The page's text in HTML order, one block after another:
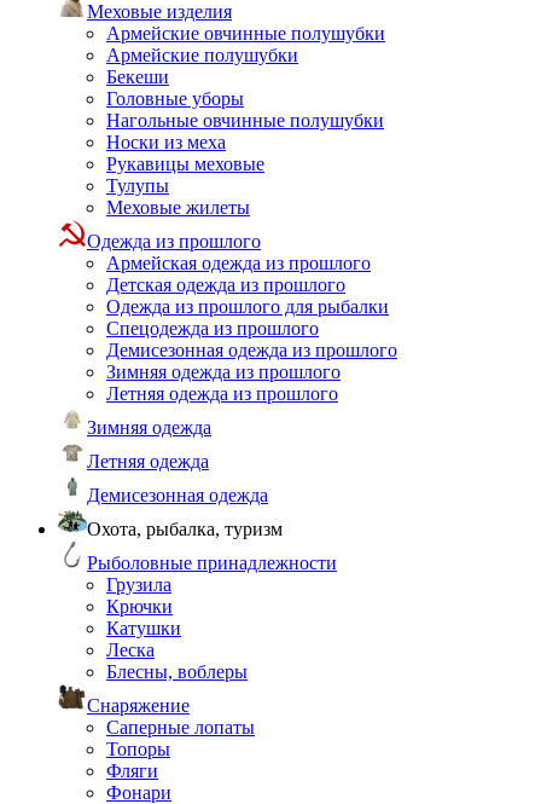
Меховые изделия
Армейские овчинные полушубки
Армейские полушубки
Бекеши
Головные уборы
Нагольные овчинные полушубки
Носки из меха
Рукавицы меховые
Тулупы
Меховые жилеты
Одежда из прошлого
Армейская одежда из прошлого
Детская одежда из прошлого
Одежда из прошлого для рыбалки
Спецодежда из прошлого
Демисезонная одежда из прошлого
Зимняя одежда из прошлого
Летняя одежда из прошлого
Зимняя одежда
Летняя одежда
Демисезонная одежда
Охота, рыбалка, туризм
Рыболовные принадлежности
Грузила
Крючки
Катушки
Леска
Блесны, воблеры
Снаряжение
Саперные лопаты
Топоры
Фляги
Фонари